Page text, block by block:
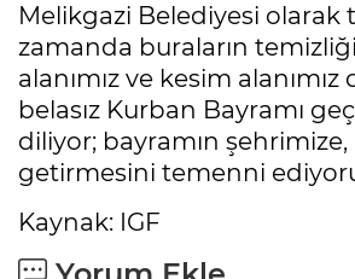
Melikgazi Belediyesi olarak
zamanda buraların
alanımız ve kesim
belasız Kurban Bayramı
diliyor; bayramın
getirmesini temenni
Kaynak: IGF